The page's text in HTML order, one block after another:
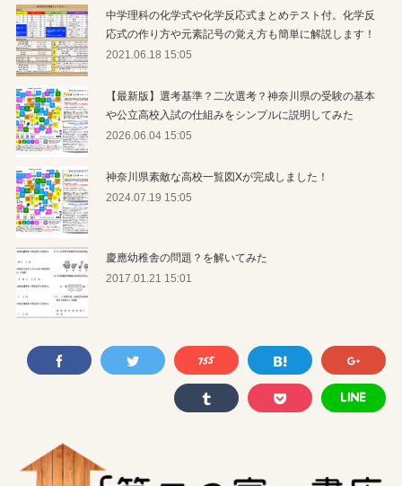
中学理科の化学式や化学反応式まとめテスト付。化学反
応式の作り方や元素記号の覚え方も簡単に解説します！
2021.06.18 15:05
【最新版】選考基準？二次選考？神奈川県の受験の基本
や公立高校入試の仕組みをシンプルに説明してみた
2026.06.04 15:05
神奈川県素敵な高校一覧図Xが完成しました！
2024.07.19 15:05
慶應幼稚舎の問題？を解いてみた
2017.01.21 15:01